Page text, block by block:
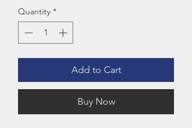
Quantity *
Add to Cart
Buy Now